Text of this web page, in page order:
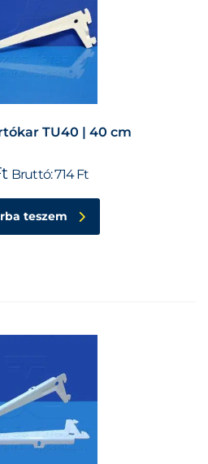
TU40 | 40 cm
Bruttó:714Ft
teszem